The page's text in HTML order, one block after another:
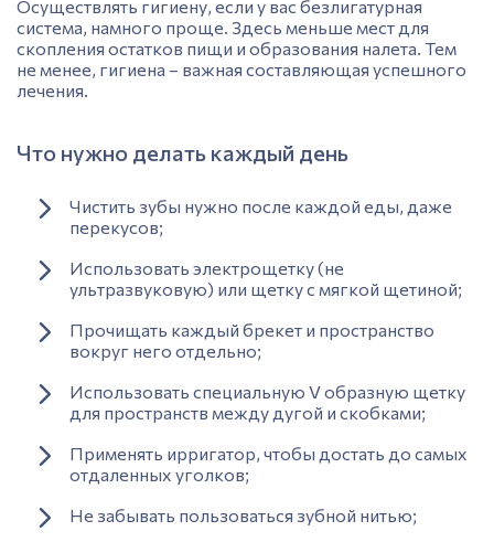
Осуществлять гигиену, если у вас безлигатурная
система, намного проще. Здесь меньше мест для
скопления остатков пищи и образования налета. Тем
не менее, гигиена – важная составляющая успешного
лечения.
Что нужно делать каждый день
Чистить зубы нужно после каждой еды, даже
перекусов;
Использовать электрощетку (не
ультразвуковую) или щетку с мягкой щетиной;
Прочищать каждый брекет и пространство
вокруг него отдельно;
Использовать специальную V образную щетку
для пространств между дугой и скобками;
Применять ирригатор, чтобы достать до самых
отдаленных уголков;
Не забывать пользоваться зубной нитью;